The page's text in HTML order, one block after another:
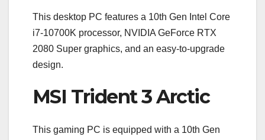
This desktop PC features a 10th Gen Intel Core
i7-10700K processor, NVIDIA GeForce RTX
2080 Super graphics, and an easy-to-upgrade
design.
MSI Trident 3 Arctic
This gaming PC is equipped with a 10th Gen